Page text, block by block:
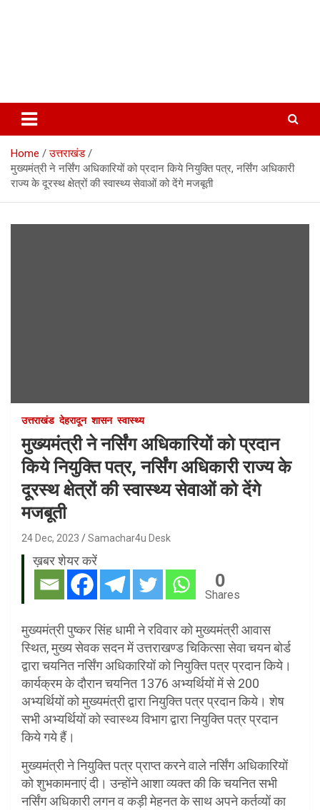
Home
उत्तराखंड
मुख्यमंत्री ने नर्सिंग अधिकारियों को प्रदान किये नियुक्ति पत्र, नर्सिंग अधिकारी
राज्य के दूरस्थ क्षेत्रों की स्वास्थ्य सेवाओं को देंगे मजबूती
उत्तराखंड देहरादून शासन स्वास्थ्य
मुख्यमंत्री ने नर्सिंग अधिकारियों को प्रदान
किये नियुक्ति पत्र, नर्सिंग अधिकारी राज्य के
दूरस्थ क्षेत्रों की स्वास्थ्य सेवाओं को देंगे
मजबूती
24 Dec, 2023 Samachar4u Desk
ख़बर शेयर करें
0
Shares
मुख्यमंत्री पुष्कर सिंह धामी ने रविवार को मुख्यमंत्री आवास
स्थित, मुख्य सेवक सदन में उत्तराखण्ड चिकित्सा सेवा चयन बोर्ड
द्वारा चयनित नर्सिंग अधिकारियों को नियुक्ति पत्र प्रदान किये।
कार्यक्रम के दौरान चयनित 1376 अभ्यर्थियों में से 200
अभ्यर्थियों को मुख्यमंत्री द्वारा नियुक्ति पत्र प्रदान किये। शेष
सभी अभ्यर्थियों को स्वास्थ्य विभाग द्वारा नियुक्ति पत्र प्रदान
किये गये हैं।
मुख्यमंत्री ने नियुक्ति पत्र प्राप्त करने वाले नर्सिंग अधिकारियों
को शुभकामनाएं दी। उन्होंने आशा व्यक्त की कि चयनित सभी
नर्सिंग अधिकारी लगन व कड़ी मेहनत के साथ अपने कर्तव्यों का